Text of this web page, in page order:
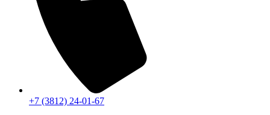
+7 (3812) 24-01-67